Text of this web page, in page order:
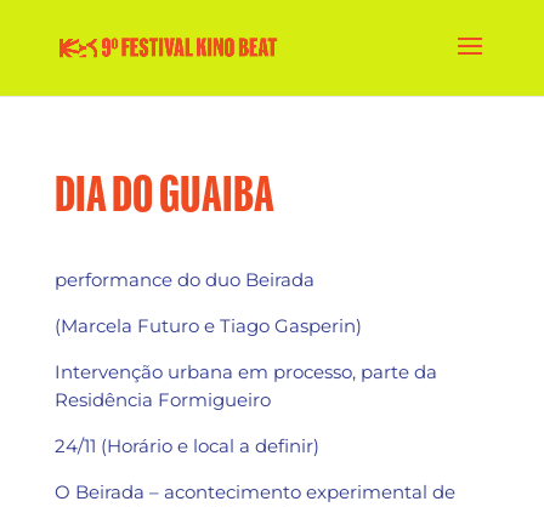
DIA DO GUAIBA
performance do duo Beirada
(Marcela Futuro e Tiago Gasperin)
Intervenção urbana em processo, parte da
Residência Formigueiro
24/11 (Horário e local a definir)
O Beirada – acontecimento experimental de